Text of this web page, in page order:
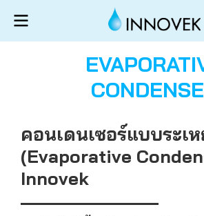
คอนเดนเซอร์แบบระเ
(Evaporative
Innovek